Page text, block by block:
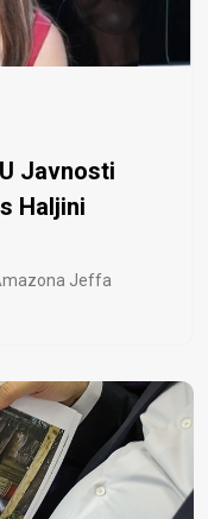
Javnosti
Haljini
Jeffa